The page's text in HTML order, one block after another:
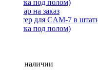
Адаптер для CAM-7 в
(запаска под полом)
Нет в наличии